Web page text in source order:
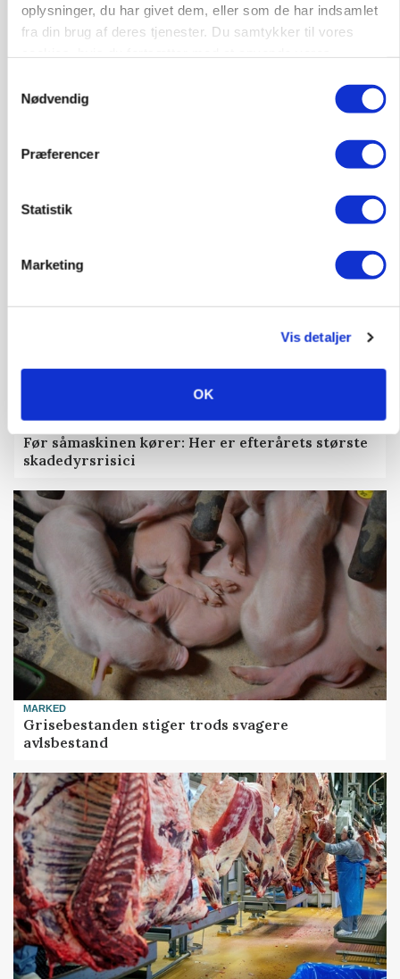
oplysninger, du har givet dem, eller som de har indsamlet
fra din brug af deres tjenester. Du samtykker til vores
Nødvendig
Præferencer
Statistik
Marketing
Vis detaljer
OK
gødskningslov
Annonce
KVÆG
Snart kan man søge tilskud til naturprojekter
Før såmaskinen kører: Her er efterårets største
skadedyrsrisici
MARKED
Grisebestanden stiger trods svagere
avlsbestand